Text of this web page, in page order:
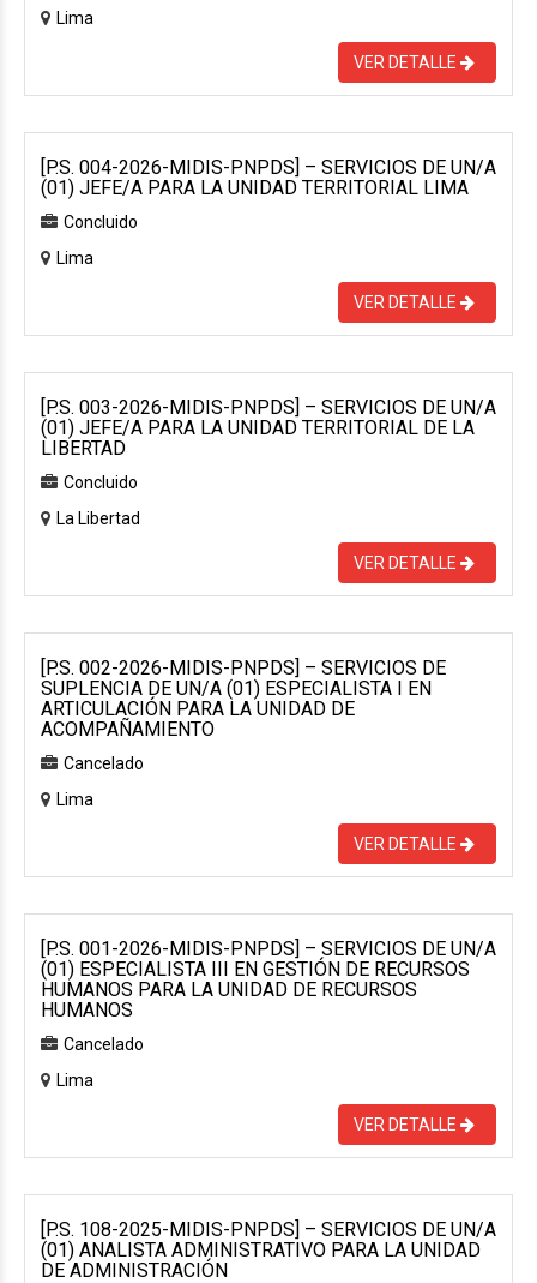
Lima
VER DETALLE
[P.S. 004-2026-MIDIS-PNPDS] – SERVICIOS DE UN/A
(01) JEFE/A PARA LA UNIDAD TERRITORIAL LIMA
Concluido
Lima
VER DETALLE
[P.S. 003-2026-MIDIS-PNPDS] – SERVICIOS DE UN/A
(01) JEFE/A PARA LA UNIDAD TERRITORIAL DE LA
LIBERTAD
Concluido
La Libertad
VER DETALLE
[P.S. 002-2026-MIDIS-PNPDS] – SERVICIOS DE
SUPLENCIA DE UN/A (01) ESPECIALISTA I EN
ARTICULACIÓN PARA LA UNIDAD DE
ACOMPAÑAMIENTO
Cancelado
Lima
VER DETALLE
[P.S. 001-2026-MIDIS-PNPDS] – SERVICIOS DE UN/A
(01) ESPECIALISTA III EN GESTIÓN DE RECURSOS
HUMANOS PARA LA UNIDAD DE RECURSOS
HUMANOS
Cancelado
Lima
VER DETALLE
[P.S. 108-2025-MIDIS-PNPDS] – SERVICIOS DE UN/A
(01) ANALISTA ADMINISTRATIVO PARA LA UNIDAD
DE ADMINISTRACIÓN